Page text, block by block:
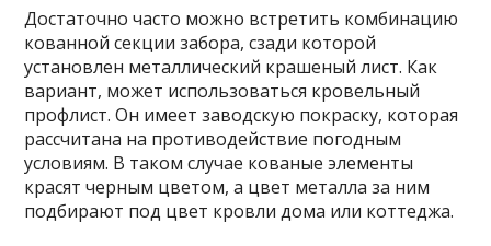
Достаточно часто можно встретить комбинацию
кованной секции забора, сзади которой
установлен металлический крашеный лист. Как
вариант, может использоваться кровельный
профлист. Он имеет заводскую покраску, которая
рассчитана на противодействие погодным
условиям. В таком случае кованые элементы
красят черным цветом, а цвет металла за ним
подбирают под цвет кровли дома или коттеджа.